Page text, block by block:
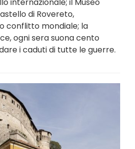
internazionale; il Museo
di Rovereto,
conflitto mondiale; la
ogni sera suona cento
i caduti di tutte le guerre.